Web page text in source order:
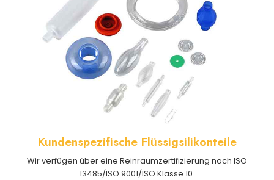
Kundenspezifische Flüssigsilikonteile
Wir verfügen über eine Reinraumzertifizierung nach ISO
13485/ISO 9001/ISO Klasse 10.